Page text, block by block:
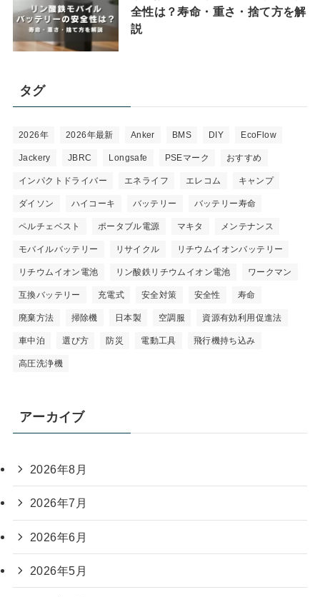
全性は？寿命・重さ・捨て方を解
説
タグ
2026年 2026年最新 Anker BMS DIY EcoFlow
Jackery JBRC Longsafe PSEマーク おすすめ
インパクトドライバー エネライフ エレコム キャンプ
ダイソン ハイコーキ バッテリー バッテリー寿命
ペルチェベスト ポータブル電源 マキタ メンテナンス
モバイルバッテリー リサイクル リチウムイオンバッテリー
リチウムイオン電池 リン酸鉄リチウムイオン電池 ワークマン
互換バッテリー 充電式 安全対策 安全性 寿命
廃棄方法 掃除機 日本製 空調服 資源有効利用促進法
車中泊 選び方 防災 電動工具 飛行機持ち込み
高圧洗浄機
アーカイブ
2026年8月
2026年7月
2026年6月
2026年5月